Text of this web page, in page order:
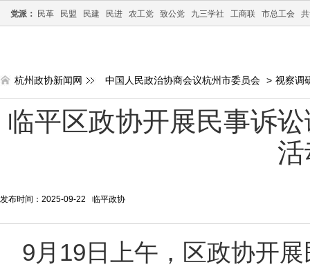
党派： 民革 民盟 民建 民进 农工党 致公党 九三学社 工商联 市总工会
杭州政协新闻网 中国人民政治协商会议杭州市委员会 > 视察调
临平区政协开展民事诉
发布时间：2025-09-22 临平政协
9月19日上午，区政协开